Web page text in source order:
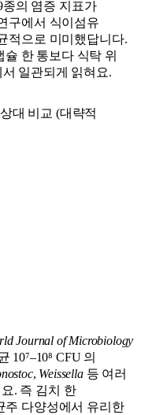
종의 염증 지표가
구에서 식이섬유
적으로 미미했답니다.
한 통보다 식탁 위
일관되게 읽혀요.
대 비교 (대략적
Journal of Microbiology
10⁷–10⁸ CFU 의
, Weissella등 여러
. 즉 김치 한
주 다양성에서 유리한